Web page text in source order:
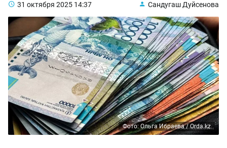
31 октября 2025 14:37 Сандугаш Дуйсенова
Фото: Ольга Ибраева / Orda.kz